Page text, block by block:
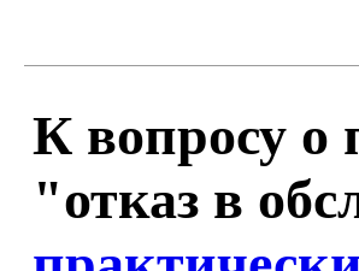
К вопросу о
"отказ в